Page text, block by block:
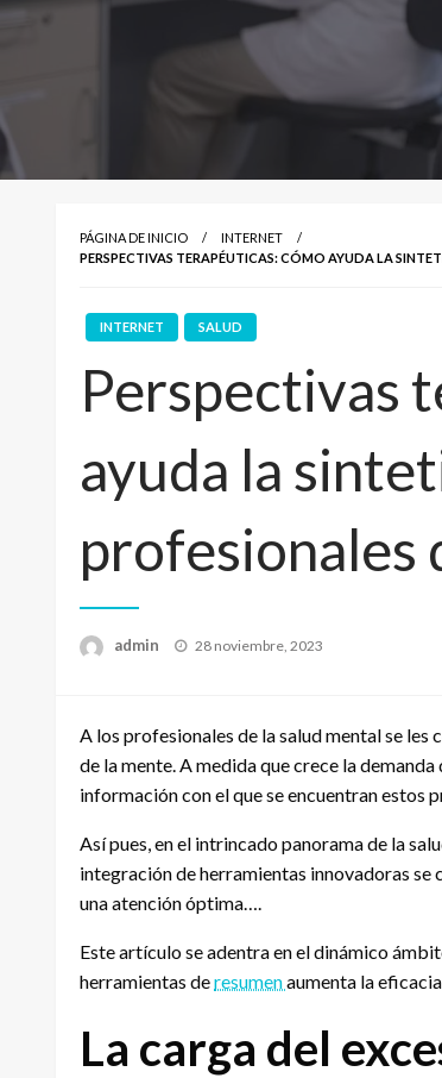
PÁGINA DE INICIO
INTERNET
PERSPECTIVAS TERAPÉUTICAS: CÓMO AYUDA LA
INTERNET SALUD
Perspectivas
ayuda la
profesionales
admin
Publicado
28 noviembre, 2023
A los profesionales de la salud mental se les
de la mente. A medida que crece la
información con el que se encuentran estos
Así pues, en el intrincado panorama de la
integración de herramientas innovadoras
una atención óptima….
Este artículo se adentra en el dinámico
herramientas deresumenaumenta la
La carga del